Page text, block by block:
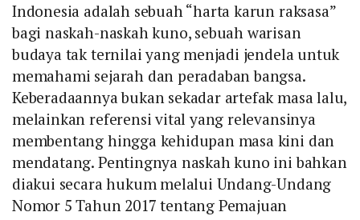
Indonesia adalah sebuah “harta karun raksasa”
bagi naskah-naskah kuno, sebuah warisan
budaya tak ternilai yang menjadi jendela untuk
memahami sejarah dan peradaban bangsa.
Keberadaannya bukan sekadar artefak masa lalu,
melainkan referensi vital yang relevansinya
membentang hingga kehidupan masa kini dan
mendatang. Pentingnya naskah kuno ini bahkan
diakui secara hukum melalui Undang-Undang
Nomor 5 Tahun 2017 tentang Pemajuan